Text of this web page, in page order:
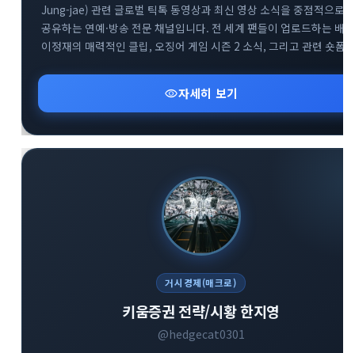
Jung-jae) 관련 글로벌 틱톡 동영상과 최신 영상 소식을 중점적으로
공유하는 연예·방송 전문 채널입니다. 전 세계 팬들이 업로드하는 배우
이정재의 매력적인 클립, 오징어 게임 시즌 2 소식, 그리고 관련 숏폼
이정재와 오징어 게임의 다양한 글로벌 틱톡 트렌드를 감상하고 소통
수 있는 매력적인 엔터테인먼트 공간입니다.
visibility자세히 보기
거시경제(매크로)
키움증권 전략/시황 한지영
@hedgecat0301